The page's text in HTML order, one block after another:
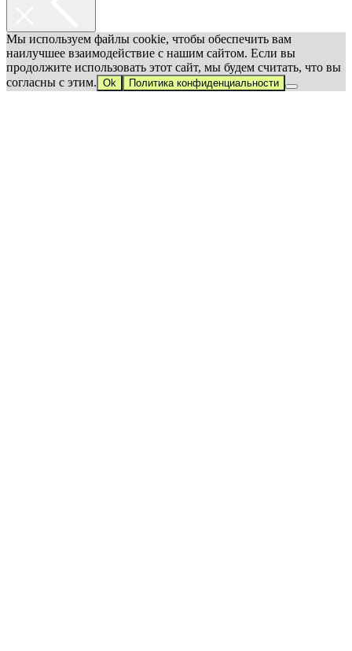
Мы используем файлы cookie, чтобы обеспечить вам
наилучшее взаимодействие с нашим сайтом. Если вы
продолжите использовать этот сайт, мы будем считать, что вы
согласны с этим. Ok Политика конфиденциальности